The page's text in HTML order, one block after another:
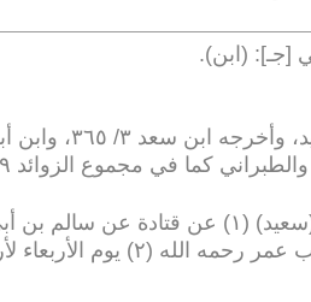
.
(٤) ضعيف؛ لحال علي
حدثنا ابن علية عن (سعيد) (١) عن
أبي طلحة اليعمري قال: أصيب عمر